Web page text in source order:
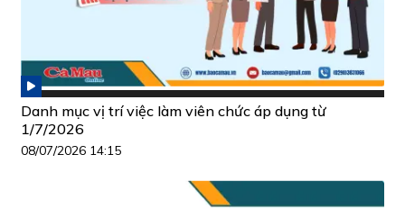
Danh mục vị trí việc làm viên chức áp dụng từ
1/7/2026
08/07/2026 14:15